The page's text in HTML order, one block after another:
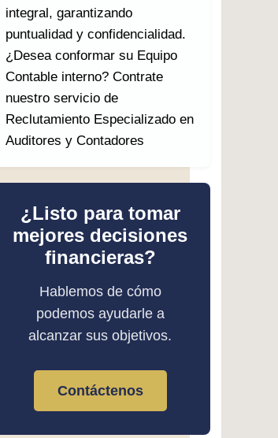
integral, garantizando
puntualidad y confidencialidad.
¿Desea conformar su Equipo
Contable interno? Contrate
nuestro servicio de
Reclutamiento Especializado en
Auditores y Contadores
¿Listo para tomar
mejores decisiones
financieras?
Hablemos de cómo
podemos ayudarle a
alcanzar sus objetivos.
Contáctenos